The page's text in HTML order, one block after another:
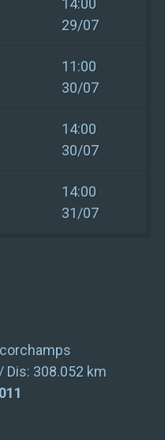
14:00
29/07
11:00
30/07
14:00
30/07
14:00
31/07
Dis: 308.052 km